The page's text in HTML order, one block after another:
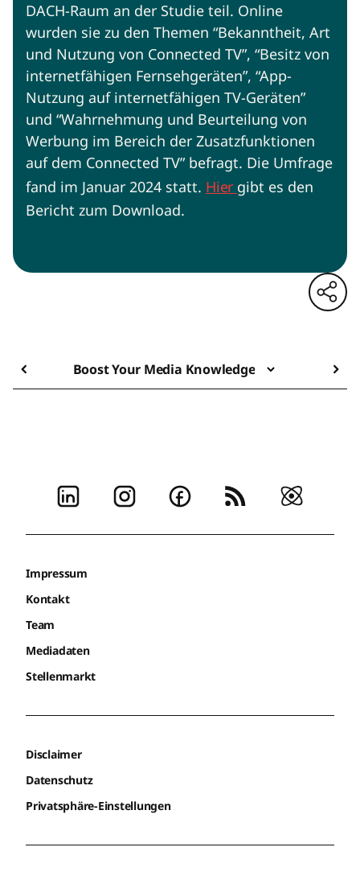
DACH-Raum an der Studie teil. Online
wurden sie zu den Themen “Bekanntheit, Art
und Nutzung von Connected TV”, “Besitz von
internetfähigen Fernsehgeräten”, “App-
Nutzung auf internetfähigen TV-Geräten”
und “Wahrnehmung und Beurteilung von
Werbung im Bereich der Zusatzfunktionen
auf dem Connected TV” befragt. Die Umfrage
fand im Januar 2024 statt. Hier gibt es den
Bericht zum Download.
Boost Your Media Knowledge
Impressum
Kontakt
Team
Mediadaten
Stellenmarkt
Disclaimer
Datenschutz
Privatsphäre-Einstellungen